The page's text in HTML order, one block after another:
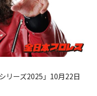
リーズ2025」10月22日